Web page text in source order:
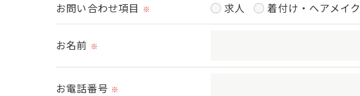
＜個人情報の委託について＞
当社では、利用目的の達成に必要な範囲において、個人情報を
お問い合わせ項目 ※ 求人 着付け・ヘアメイ
お名前 ※
お電話番号 ※